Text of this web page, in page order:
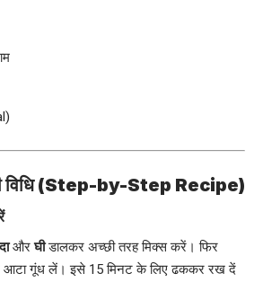
विधि (Step-by-Step Recipe)
औरघीडालकर अच्छी तरह मिक्स करें। फिर
आटा गूंध लें। इसे 15 मिनट के लिए ढककर रख दें